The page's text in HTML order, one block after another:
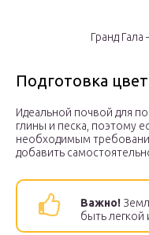
Гранд
Подготовка
Идеальной почвой для
глины и песка, поэтому
необходимым
добавить
Важно!
быть легкой